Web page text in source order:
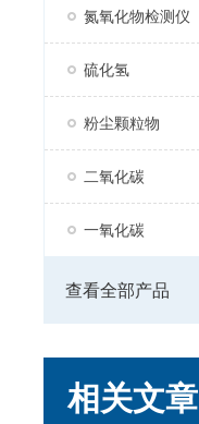
氮氧化物检测仪
硫化氢
粉尘颗粒物
二氧化碳
一氧化碳
查看全部产品
相关文章